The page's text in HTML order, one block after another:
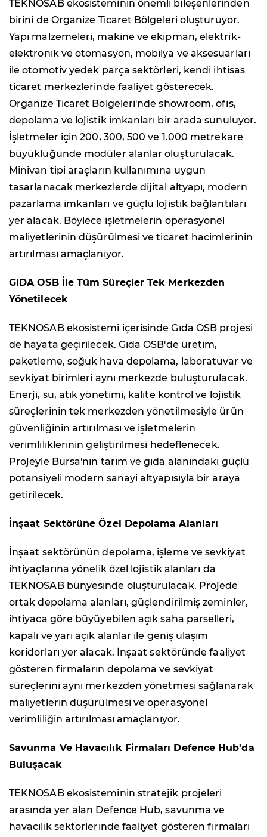
TEKNOSAB ekosisteminin önemli bileşenlerinden
birini de Organize Ticaret Bölgeleri oluşturuyor.
Yapı malzemeleri, makine ve ekipman, elektrik-
elektronik ve otomasyon, mobilya ve aksesuarları
ile otomotiv yedek parça sektörleri, kendi ihtisas
ticaret merkezlerinde faaliyet gösterecek.
Organize Ticaret Bölgeleri'nde showroom, ofis,
depolama ve lojistik imkanları bir arada sunuluyor.
İşletmeler için 200, 300, 500 ve 1.000 metrekare
büyüklüğünde modüler alanlar oluşturulacak.
Minivan tipi araçların kullanımına uygun
tasarlanacak merkezlerde dijital altyapı, modern
pazarlama imkanları ve güçlü lojistik bağlantıları
yer alacak. Böylece işletmelerin operasyonel
maliyetlerinin düşürülmesi ve ticaret hacimlerinin
artırılması amaçlanıyor.
GIDA OSB İle Tüm Süreçler Tek Merkezden
Yönetilecek
TEKNOSAB ekosistemi içerisinde Gıda OSB projesi
de hayata geçirilecek. Gıda OSB'de üretim,
paketleme, soğuk hava depolama, laboratuvar ve
sevkiyat birimleri aynı merkezde buluşturulacak.
Enerji, su, atık yönetimi, kalite kontrol ve lojistik
süreçlerinin tek merkezden yönetilmesiyle ürün
güvenliğinin artırılması ve işletmelerin
verimliliklerinin geliştirilmesi hedeflenecek.
Projeyle Bursa'nın tarım ve gıda alanındaki güçlü
potansiyeli modern sanayi altyapısıyla bir araya
getirilecek.
İnşaat Sektörüne Özel Depolama Alanları
İnşaat sektörünün depolama, işleme ve sevkiyat
ihtiyaçlarına yönelik özel lojistik alanları da
TEKNOSAB bünyesinde oluşturulacak. Projede
ortak depolama alanları, güçlendirilmiş zeminler,
ihtiyaca göre büyüyebilen açık saha parselleri,
kapalı ve yarı açık alanlar ile geniş ulaşım
koridorları yer alacak. İnşaat sektöründe faaliyet
gösteren firmaların depolama ve sevkiyat
süreçlerini aynı merkezden yönetmesi sağlanarak
maliyetlerin düşürülmesi ve operasyonel
verimliliğin artırılması amaçlanıyor.
Savunma Ve Havacılık Firmaları Defence Hub'da
Buluşacak
TEKNOSAB ekosisteminin stratejik projeleri
arasında yer alan Defence Hub, savunma ve
havacılık sektörlerinde faaliyet gösteren firmaları